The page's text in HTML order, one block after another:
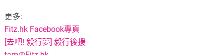
更多:
Fitz.hk Facebook專頁
[去吧! 毅行夢] 毅行後援